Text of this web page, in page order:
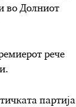
во Долниот
рече
партија